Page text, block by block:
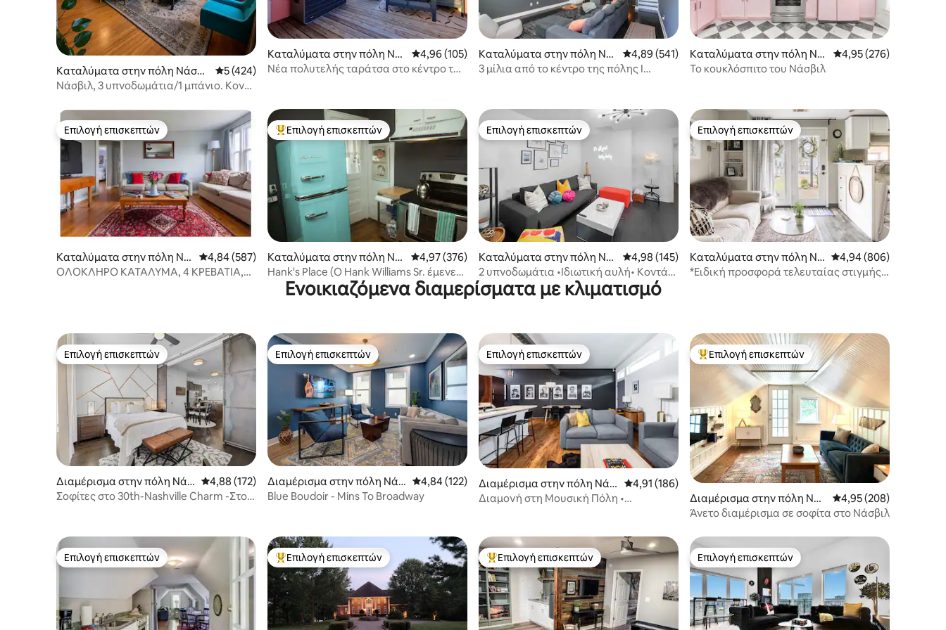
Καταλύματα στην πόλη Νάσβι
λ
Μέση βαθμολογία: 5 στα 5, 424 κριτικές
5 (424)
Νάσβιλ, 3 υπνοδωμάτια/1 μπάνιο. Κοντά
Καταλύματα στην πόλη Νά
σβιλ
Μέση βαθμολογία: 4,96 στα 5, 105 κριτικές
4,96 (105)
Νέα πολυτελής ταράτσα στο κέντρο της
Καταλύματα στην πόλη Νά
σβιλ
Μέση βαθμολογία: 4,89 στα 5, 541 κριτικές
4,89 (541)
3 μίλια από το κέντρο της πόλης I
Καταλύματα στην πόλη Νά
σβιλ
Μέση βαθμολογία:
4,95 (276)
Το κουκλόσπιτο του Νάσβιλ
Επιλογή επισκεπτών
Επιλογή επισκεπτών
Καταλύματα στην πόλη Νά
σβιλ
Μέση βαθμολογία: 4,84 στα 5, 587 κριτικές
4,84 (587)
ΟΛΟΚΛΗΡΟ ΚΑΤΑΛΥΜΑ, 4 ΚΡΕΒΑΤΙΑ,
Κορυφαία επιλογή επισκεπτών
Επιλογή επισκεπτών
Καταλύματα στην πόλη Νά
σβιλ
Μέση βαθμολογία: 4,97 στα 5, 376 κριτικές
4,97 (376)
Hank's Place (Ο Hank Williams Sr. έμενε
εδώ!)
Επιλογή επισκεπτών
Επιλογή επισκεπτών
Καταλύματα στην πόλη Νά
σβιλ
Μέση βαθμολογία: 4,98 στα 5, 145 κριτικές
4,98 (145)
2 υπνοδωμάτια •Ιδιωτική αυλή• Κοντά
στο κέντρο!
Επιλογή επισκεπτών
Επιλογή επισκεπτών
Καταλύματα στην πόλη Νά
σβιλ
Μέση βαθμολογία:
4,94 (806)
*Ειδική προσφορά τελευταίας στιγμής!*
Ενοικιαζόμενα διαμερίσματα με κλιματισμό
Επιλογή επισκεπτών
Επιλογή επισκεπτών
Διαμέρισμα στην πόλη Νάσ
βιλ
Μέση βαθμολογία: 4,88 στα 5, 172 κριτικές
4,88 (172)
Σοφίτες στο 30th-Nashville Charm -Στο
Επιλογή επισκεπτών
Επιλογή επισκεπτών
Διαμέρισμα στην πόλη Νάσ
βιλ
Μέση βαθμολογία: 4,84 στα 5, 122 κριτικές
4,84 (122)
Blue Boudoir - Mins To Broadway
Επιλογή επισκεπτών
Επιλογή επισκεπτών
Διαμέρισμα στην πόλη Νάσ
βιλ
Μέση βαθμολογία: 4,91 στα 5, 186 κριτικές
4,91 (186)
Διαμονή στη Μουσική Πόλη •
Κορυφαία επιλογή επισκεπτών
Επιλογή επισκεπτών
Διαμέρισμα στην πόλη Νάσ
βιλ
Μέση βαθμολογία:
4,95 (208)
Άνετο διαμέρισμα σε σοφίτα στο Νάσβιλ
Επιλογή επισκεπτών
Επιλογή επισκεπτών Κορυφαία επιλογή επισκεπτών
Επιλογή επισκεπτών Κορυφαία επιλογή επισκεπτών
Επιλογή επισκεπτών Επιλογή επισκεπτών
Επιλογή επισκεπτών